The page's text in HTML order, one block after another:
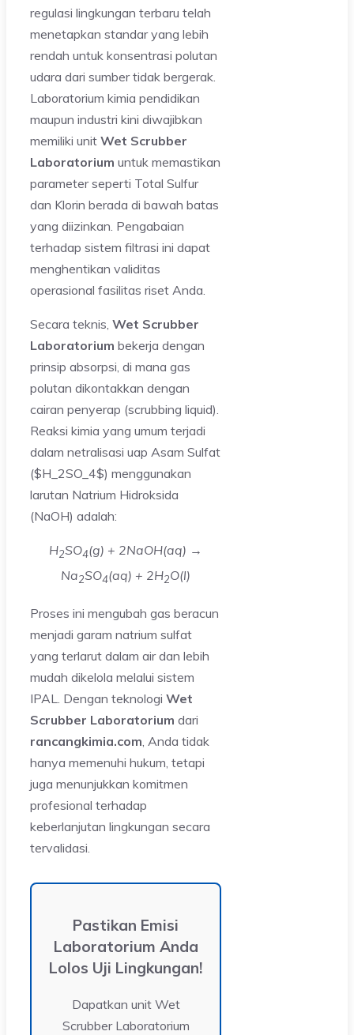
regulasi lingkungan terbaru telah
menetapkan standar yang lebih
rendah untuk konsentrasi polutan
udara dari sumber tidak bergerak.
Laboratorium kimia pendidikan
maupun industri kini diwajibkan
memiliki unit Wet Scrubber
Laboratorium untuk memastikan
parameter seperti Total Sulfur
dan Klorin berada di bawah batas
yang diizinkan. Pengabaian
terhadap sistem filtrasi ini dapat
menghentikan validitas
operasional fasilitas riset Anda.
Secara teknis, Wet Scrubber
Laboratorium bekerja dengan
prinsip absorpsi, di mana gas
polutan dikontakkan dengan
cairan penyerap (scrubbing liquid).
Reaksi kimia yang umum terjadi
dalam netralisasi uap Asam Sulfat
($H_2SO_4$) menggunakan
larutan Natrium Hidroksida
(NaOH) adalah:
H2SO4(g) + 2NaOH(aq) →
Na2SO4(aq) + 2H2O(l)
Proses ini mengubah gas beracun
menjadi garam natrium sulfat
yang terlarut dalam air dan lebih
mudah dikelola melalui sistem
IPAL. Dengan teknologi Wet
Scrubber Laboratorium dari
rancangkimia.com, Anda tidak
hanya memenuhi hukum, tetapi
juga menunjukkan komitmen
profesional terhadap
keberlanjutan lingkungan secara
tervalidasi.
Pastikan Emisi
Laboratorium Anda
Lolos Uji Lingkungan!
Dapatkan unit Wet
Scrubber Laboratorium